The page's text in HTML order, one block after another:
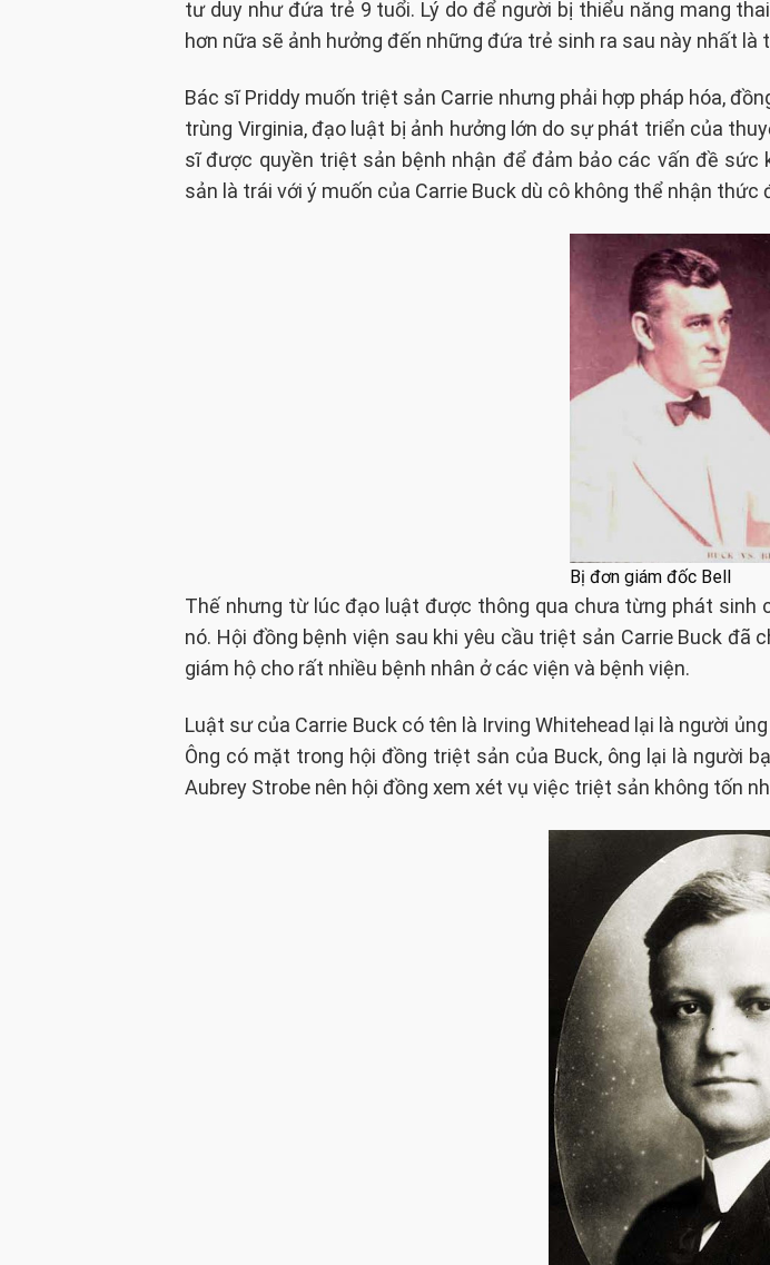
tư duy như đứa trẻ 9 tuổi. Lý do để người bị thiểu năng mang
hơn nữa sẽ ảnh hưởng đến những đứa trẻ sinh ra sau này nhất
Bác sĩ Priddy muốn triệt sản Carrie nhưng phải hợp pháp hóa,
trùng Virginia, đạo luật bị ảnh hưởng lớn do sự phát triển của
sĩ được quyền triệt sản bệnh nhận để đảm bảo các vấn đề
sản là trái với ý muốn của Carrie Buck dù cô không thể nhận thức
Bị đơn giám đốc Bell
Thế nhưng từ lúc đạo luật được thông qua chưa từng phát
nó. Hội đồng bệnh viện sau khi yêu cầu triệt sản Carrie Buck đã
giám hộ cho rất nhiều bệnh nhân ở các viện và bệnh viện.
Luật sư của Carrie Buck có tên là Irving Whitehead lại là người
Ông có mặt trong hội đồng triệt sản của Buck, ông lại là người
Aubrey Strobe nên hội đồng xem xét vụ việc triệt sản không tốn